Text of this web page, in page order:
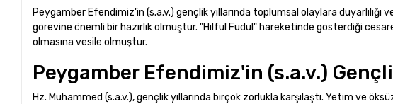
Peygamber Efendimiz'in (s.a.v.) gençlik yıllarında toplumsal olaylara
görevine önemli bir hazırlık olmuştur. "Hılful Fudul" hareketinde gösterdiği
olmasına vesile olmuştur.
Peygamber Efendimiz'in (s.a.v.)
Hz. Muhammed (s.a.v.), gençlik yıllarında birçok zorlukla karşılaştı. Yetim ve